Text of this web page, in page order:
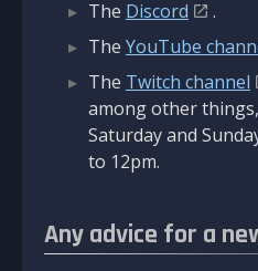
The Discord
.
The YouTube
The Twitch channel
among other
Saturday and
to 12pm.
Any advice for a